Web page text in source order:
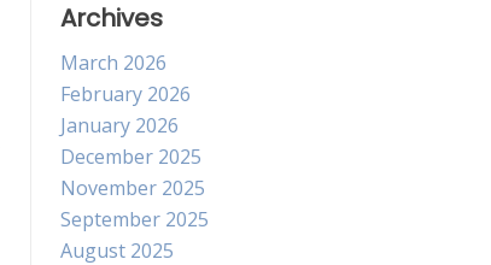
Archives
March 2026
February 2026
January 2026
December 2025
November 2025
September 2025
August 2025